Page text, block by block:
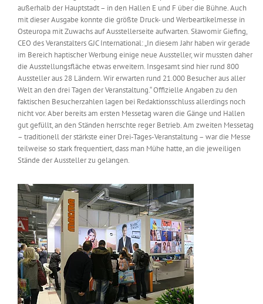
Messen & Events
Unternehmen
Interviews
Wissen
Product Guide
Jobshop
Suche
nach:
außerhalb der Hauptstadt – in den Hallen E und F über die Bühne. Auch
mit dieser Ausgabe konnte die größte Druck- und Werbeartikelmesse in
Osteuropa mit Zuwachs auf Ausstellerseite aufwarten. Sławomir Giefing,
CEO des Veranstalters GJC International: „In diesem Jahr haben wir gerade
im Bereich haptischer Werbung einige neue Aussteller, wir mussten daher
die Ausstellungsfläche etwas erweitern. Insgesamt sind hier rund 800
Aussteller aus 28 Ländern. Wir erwarten rund 21.000 Besucher aus aller
Welt an den drei Tagen der Veranstaltung.“ Offizielle Angaben zu den
faktischen Besucherzahlen lagen bei Redaktionsschluss allerdings noch
nicht vor. Aber bereits am ersten Messetag waren die Gänge und Hallen
gut gefüllt, an den Ständen herrschte reger Betrieb. Am zweiten Messetag
– traditionell der stärkste einer Drei-Tages-Veranstaltung – war die Messe
teilweise so stark frequentiert, dass man Mühe hatte, an die jeweiligen
Stände der Aussteller zu gelangen.